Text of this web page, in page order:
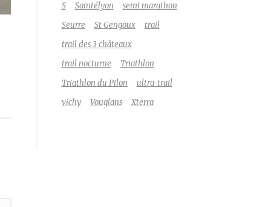
S
Saintélyon
semi marathon
Seurre
St Gengoux
trail
trail des 3 châteaux
trail nocturne
Triathlon
Triathlon du Pilon
ultra-trail
vichy
Vouglans Xterra